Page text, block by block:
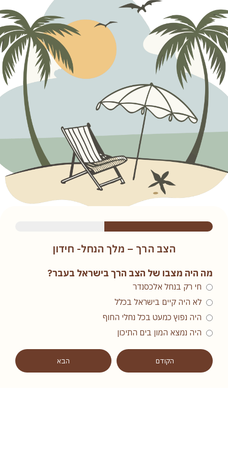
הצב הרך – מלך הנחל- חידון
מה היה מצבו של הצב הרך בישראל בעבר?
חי רק בנחל אלכסנדר
לא היה קיים בישראל בכלל
היה נפוץ כמעט בכל נחלי החוף
היה נמצא המון בים התיכון
הקודם